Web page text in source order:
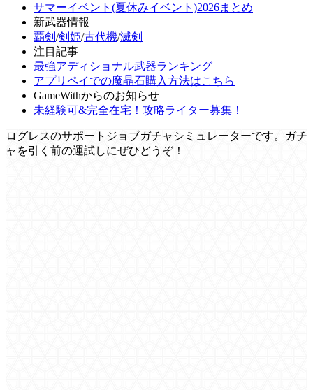
サマーイベント(夏休みイベント)2026まとめ
新武器情報
覇剣 /剣姫/古代機/滅剣
注目記事
最強アディショナル武器ランキング
アプリペイでの魔晶石購入方法はこちら
GameWithからのお知らせ
未経験可&完全在宅！攻略ライター募集！
ログレスのサポートジョブガチャシミュレーターです。ガチ
ャを引く前の運試しにぜひどうぞ！